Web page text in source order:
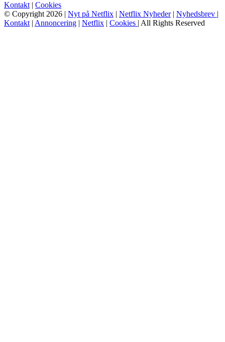
Kontakt | Cookies
© Copyright 2026 | Nyt på Netflix | Netflix Nyheder| Nyhedsbrev |
Kontakt | Annoncering | Netflix | Cookies | All Rights Reserved